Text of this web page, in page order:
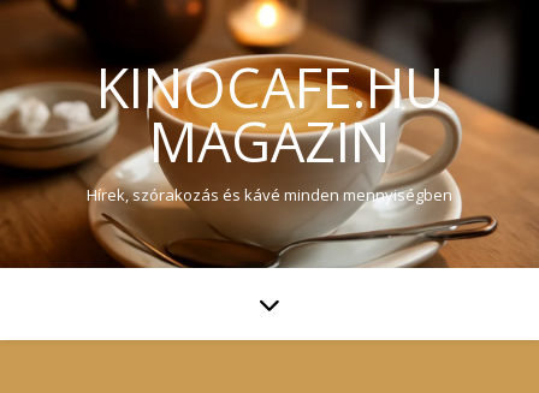
KINOCAFE.HU
MAGAZIN
Hírek, szórakozás és kávé minden mennyiségben